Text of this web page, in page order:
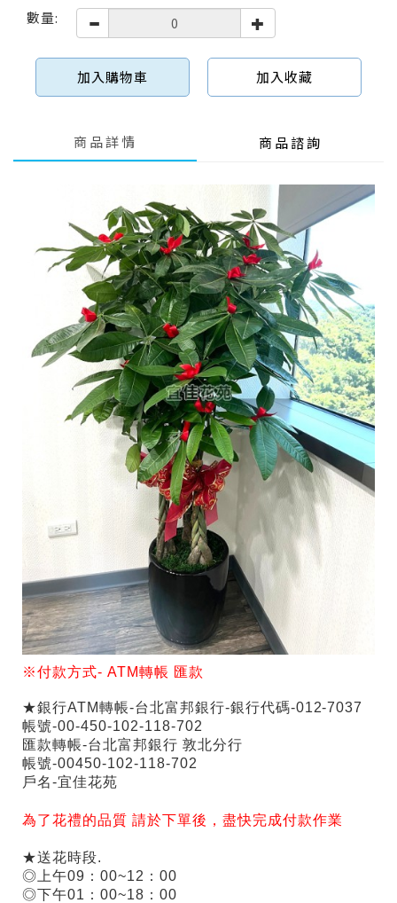
數量:
加入購物車 加入收藏
商品詳情 商品諮詢
※付款方式-ATM轉帳 匯款
★銀行ATM轉帳-台北富邦銀行-銀行代碼-012-7037
帳號-00-450-102-118-702
匯款轉帳-台北富邦銀行 敦北分行
帳號-00450-102-118-702
戶名-宜佳花苑
為了花禮的品質 請於下單後，盡快完成付款作業
★送花時段.
◎上午09：00~12：00
◎下午01：00~18：00